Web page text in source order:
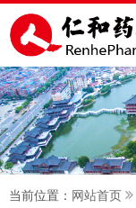
当前位置： 网站首页